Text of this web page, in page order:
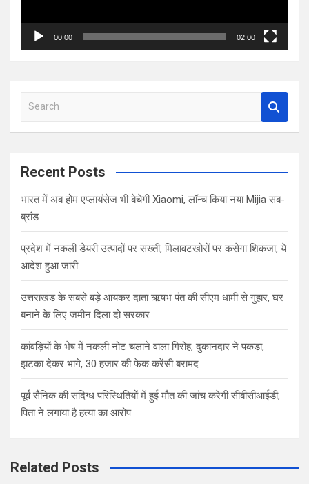
00:00 02:00
a
c
Recent Posts
भारत में अब होम एप्लायंसेज भी बेचेगी Xiaomi, लॉन्च किया नया Mijia सब-
ब्रांड
प्रदेश में नकली डेयरी उत्पादों पर सख्ती, मिलावटखोरों पर कसेगा शिकंजा, ये
आदेश हुआ जारी
उत्तराखंड के सबसे बड़े आयकर दाता ऋषभ पंत की सीएम धामी से गुहार, घर
बनाने के लिए जमीन दिला दो सरकार
कांवड़ियों के भेष में नकली नोट चलाने वाला गिरोह, दुकानदार ने पकड़ा,
झटका देकर भागे, 30 हजार की फेक करेंसी बरामद
पूर्व सैनिक की संदिग्ध परिस्थितियों में हुई मौत की जांच करेगी सीबीसीआईडी,
पिता ने लगाया है हत्या का आरोप
Related Posts